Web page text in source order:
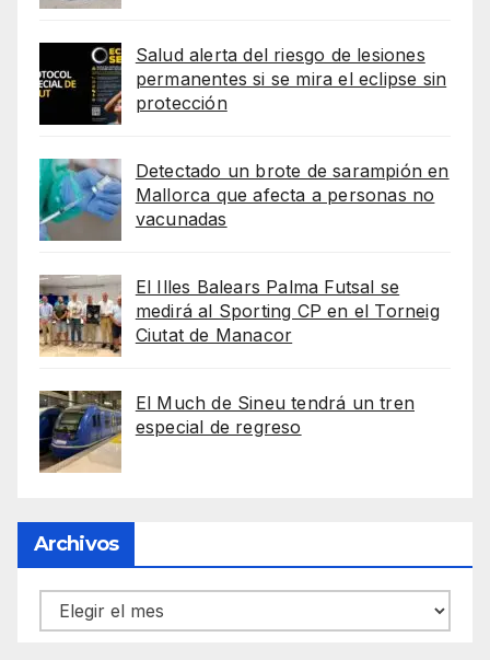
Salud alerta del riesgo de lesiones
permanentes si se mira el eclipse sin
protección
Detectado un brote de sarampión en
Mallorca que afecta a personas no
vacunadas
El Illes Balears Palma Futsal se
medirá al Sporting CP en el Torneig
Ciutat de Manacor
El Much de Sineu tendrá un tren
especial de regreso
Archivos
Archivos